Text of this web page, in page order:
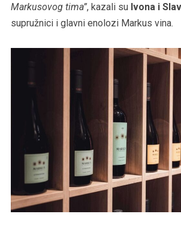
Markusovog tima”, kazali su Ivona i
supružnici i glavni enolozi Markus vina.